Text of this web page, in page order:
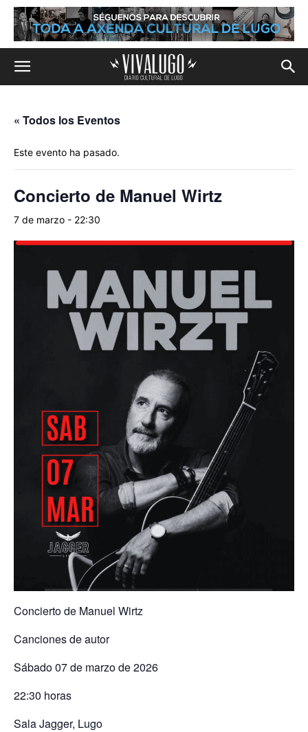
« Todos los Eventos
Este evento ha pasado.
Concierto de Manuel Wirtz
7 de marzo - 22:30
Concierto de Manuel Wirtz
Canciones de autor
Sábado 07 de marzo de 2026
22:30 horas
Sala Jagger, Lugo